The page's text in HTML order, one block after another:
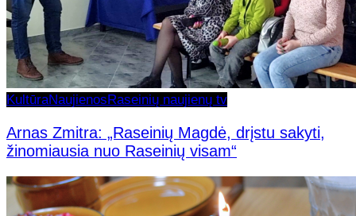
KultūraNaujienos Raseinių naujienų tv
Arnas Zmitra: „Raseinių Magdė, drįstu sakyti,
žinomiausia nuo Raseinių visam“